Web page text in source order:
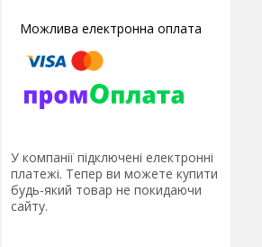
У компанії підключені електронні
платежі. Тепер ви можете купити
будь-який товар не покидаючи
сайту.